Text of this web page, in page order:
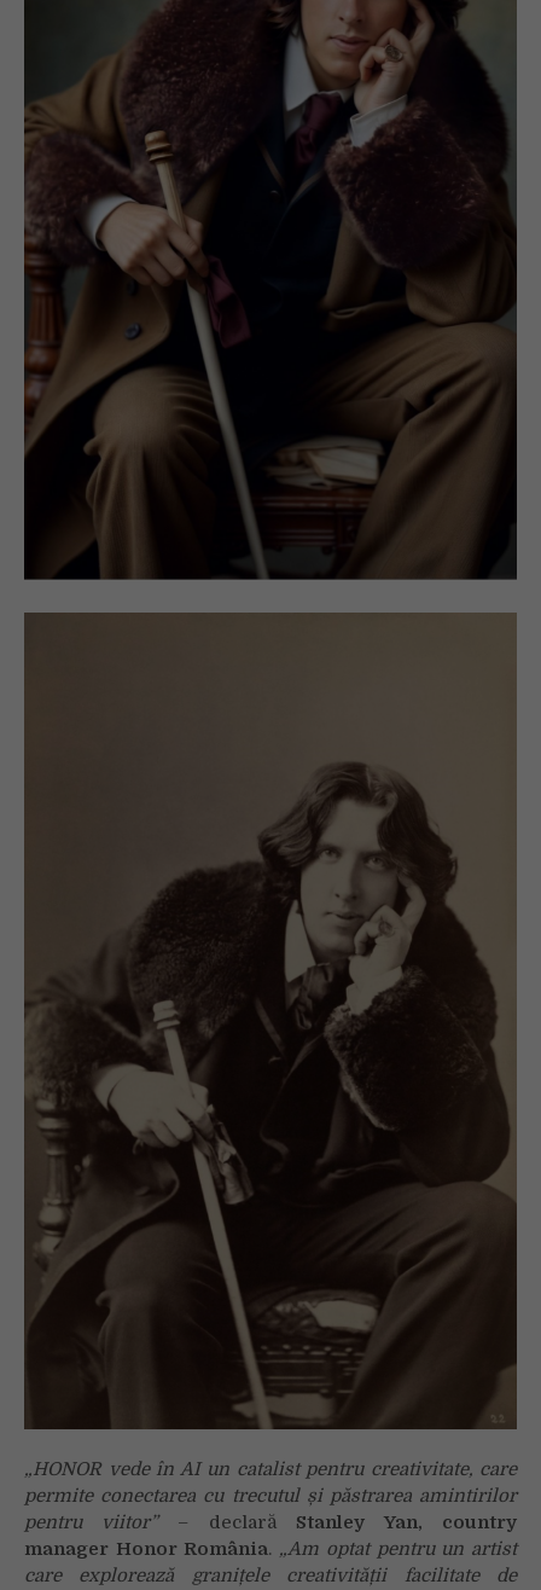
„HONOR vede în AI un catalist pentru creativitate, care
permite conectarea cu trecutul și păstrarea amintirilor
pentru viitor”– declară Stanley Yan, country
manager Honor România. „Am optat pentru un artist
care explorează granițele creativității facilitate de